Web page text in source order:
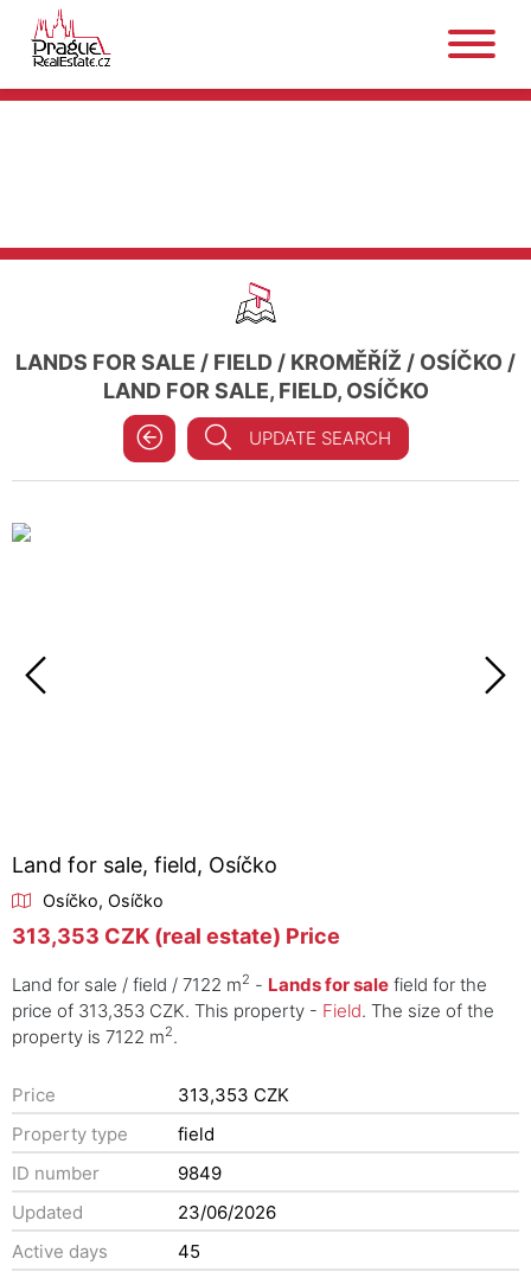
LANDS FOR SALE / FIELD / KROMĚŘÍŽ / OSÍČKO /
LAND FOR SALE, FIELD, OSÍČKO
UPDATE SEARCH
Land for sale, field, Osíčko
Osíčko, Osíčko
313,353 CZK (real estate) Price
Land for sale / field / 7122 m2 - Lands for sale field for the
price of 313,353 CZK. This property - Field. The size of the
property is 7122 m2.
Price
313,353 CZK
Property type
field
ID number
9849
Updated
23/06/2026
Active days
45